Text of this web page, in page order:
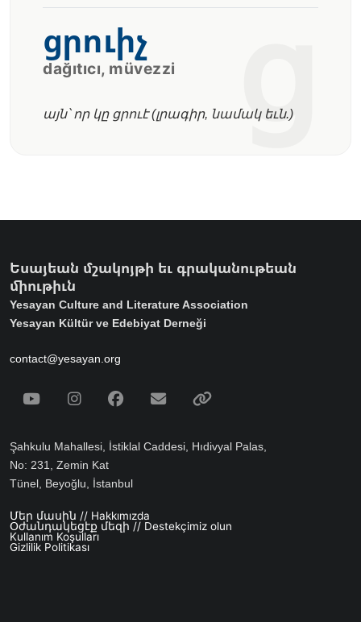
ց
ցրուիչ
dağıtıcı, müvezzi
այն՝ որ կը ցրուէ (լրագիր, նամակ եւն.)
Եսայեան մշակոյթի եւ գրականութեան
միութիւն
Yesayan Culture and Literature Association
Yesayan Kültür ve Edebiyat Derneği
contact@yesayan.org
Social Media
YoutubeInstagramFacebook
Email
Şahkulu Mahallesi, İstiklal Caddesi, Hıdivyal Palas,
No: 231, Zemin Kat
Tünel, Beyoğlu, İstanbul
Footer menu
Մեր մասին // Hakkımızda
Օժանդակեցէք մեզի // Destekçimiz olun
Kullanım Koşulları
Gizlilik Politikası